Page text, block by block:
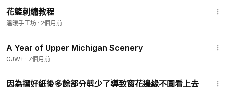
花籃刺繡教程
溫暖手工坊 · 2個月前
A Year of Upper Michigan Scenery
GJW+ · 7個月前
因為摺好紙後多餘部分剪少了導致窗花邊緣不圓看上去